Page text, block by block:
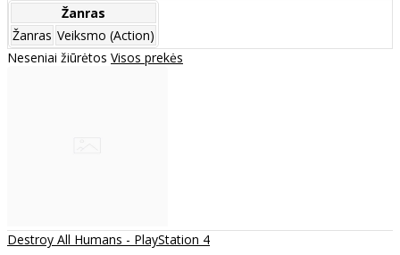
Žanras
Žanras Veiksmo (Action)
Neseniai žiūrėtos Visos prekės
Destroy All Humans - PlayStation 4